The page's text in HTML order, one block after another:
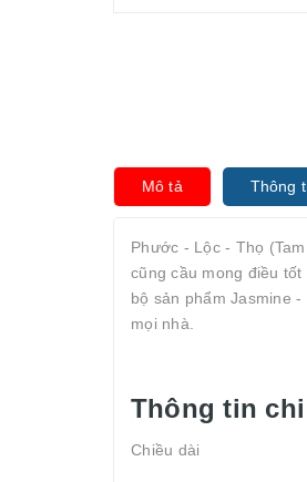
Mô tả Thông
Phước - Lộc - Thọ
cũng cầu mong điều
bộ sản phẩm Jasmine
mọi nhà.
Thông tin
Chiều dài